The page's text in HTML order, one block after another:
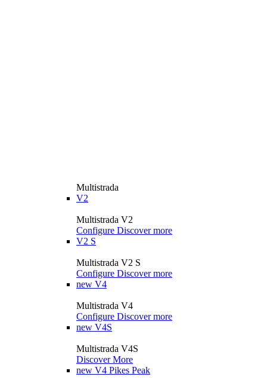
Multistrada
V2
Multistrada V2
Configure Discover more
V2 S
Multistrada V2 S
Configure Discover more
new V4
Multistrada V4
Configure Discover more
new V4S
Multistrada V4S
Discover More
new V4 Pikes Peak